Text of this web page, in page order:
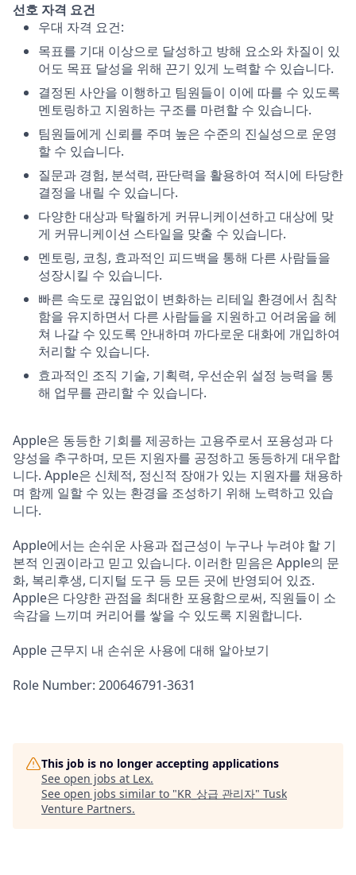
선호 자격 요건
우대 자격 요건:
목표를 기대 이상으로 달성하고 방해 요소와 차질이 있
어도 목표 달성을 위해 끈기 있게 노력할 수 있습니다.
결정된 사안을 이행하고 팀원들이 이에 따를 수 있도록
멘토링하고 지원하는 구조를 마련할 수 있습니다.
팀원들에게 신뢰를 주며 높은 수준의 진실성으로 운영
할 수 있습니다.
질문과 경험, 분석력, 판단력을 활용하여 적시에 타당한
결정을 내릴 수 있습니다.
다양한 대상과 탁월하게 커뮤니케이션하고 대상에 맞
게 커뮤니케이션 스타일을 맞출 수 있습니다.
멘토링, 코칭, 효과적인 피드백을 통해 다른 사람들을
성장시킬 수 있습니다.
빠른 속도로 끊임없이 변화하는 리테일 환경에서 침착
함을 유지하면서 다른 사람들을 지원하고 어려움을 헤
쳐 나갈 수 있도록 안내하며 까다로운 대화에 개입하여
처리할 수 있습니다.
효과적인 조직 기술, 기획력, 우선순위 설정 능력을 통
해 업무를 관리할 수 있습니다.
Apple은 동등한 기회를 제공하는 고용주로서 포용성과 다
양성을 추구하며, 모든 지원자를 공정하고 동등하게 대우합
니다. Apple은 신체적, 정신적 장애가 있는 지원자를 채용하
며 함께 일할 수 있는 환경을 조성하기 위해 노력하고 있습
니다.
Apple에서는 손쉬운 사용과 접근성이 누구나 누려야 할 기
본적 인권이라고 믿고 있습니다. 이러한 믿음은 Apple의 문
화, 복리후생, 디지털 도구 등 모든 곳에 반영되어 있죠.
Apple은 다양한 관점을 최대한 포용함으로써, 직원들이 소
속감을 느끼며 커리어를 쌓을 수 있도록 지원합니다.
Apple 근무지 내 손쉬운 사용에 대해 알아보기
Role Number: 200646791-3631
This job is no longer accepting applications
See open jobs at Lex.
See open jobs similar to "KR_상급 관리자" Tusk
Venture Partners.